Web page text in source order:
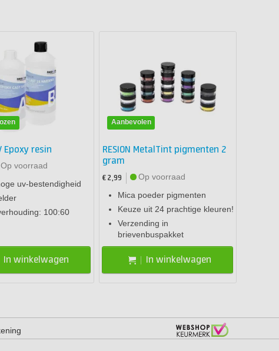
Epoxy resin
Op voorraad
uv-bestendigheid
100:60
In winkelwagen
Aanbevolen
RESION MetalTint pigmenten 2
gram
€ 2,99
Op voorraad
Mica poeder pigmenten
Keuze uit 24 prachtige kleuren!
Verzending in
brievenbuspakket
In winkelwagen